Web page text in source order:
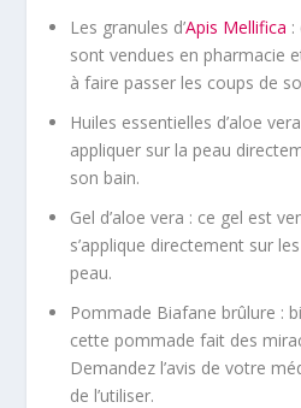
Les granules d’Apis Mellifica :
sont vendues en pharmacie
à faire passer les coups de
Huiles essentielles d’aloe
appliquer sur la peau
son bain.
Gel d’aloe vera : ce gel est
s’applique directement sur
peau.
Pommade Biafane brûlure :
cette pommade fait des
Demandez l’avis de votre
de l’utiliser.